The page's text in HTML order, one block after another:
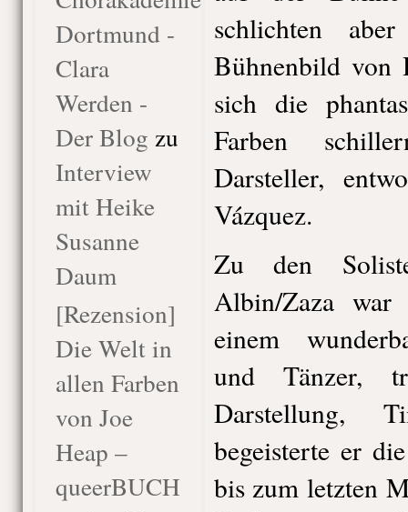
Dortmund -
Clara
Werden -
Der Blog zu
Interview
mit Heike
Susanne
Daum
[Rezension]
Die Welt in
allen Farben
von Joe
Heap –
queerBUCH
schlichten
Bühnenbild von
sich die
Farben
Darsteller,
Vázquez.
Zu den
Albin/Zaza
einem
und Tänzer,
Darstellung,
begeisterte er
bis zum letzten